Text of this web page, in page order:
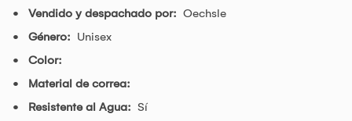
Vendido y despachado por: Oechsle
Género: Unisex
Color:
Material de correa:
Resistente al Agua: Sí